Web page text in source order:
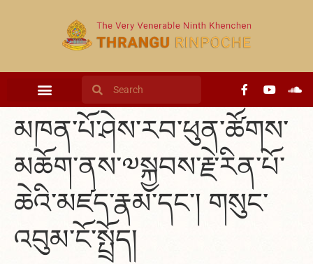
མཁན་པོ་ཤེས་རབ་ཕུན་ཚོགས་
མཆོག་ནས་༧སྐྱབས་རྗེ་རིན་པོ་
ཆེའི་མཛད་རྣམ་དང་། གསུང་
འབུམ་ངོ་སྤྲོད།